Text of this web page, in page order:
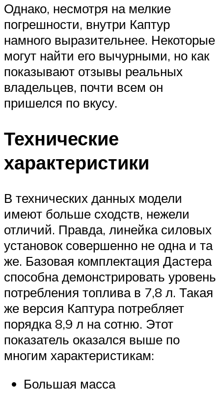
Однако, несмотря на мелкие
погрешности, внутри Каптур
намного выразительнее. Некоторые
могут найти его вычурными, но как
показывают отзывы реальных
владельцев, почти всем он
пришелся по вкусу.
Технические
характеристики
В технических данных модели
имеют больше сходств, нежели
отличий. Правда, линейка силовых
установок совершенно не одна и та
же. Базовая комплектация Дастера
способна демонстрировать уровень
потребления топлива в 7,8 л. Такая
же версия Каптура потребляет
порядка 8,9 л на сотню. Этот
показатель оказался выше по
многим характеристикам:
Большая масса